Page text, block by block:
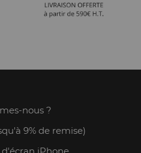
nous ?
9% de remise)